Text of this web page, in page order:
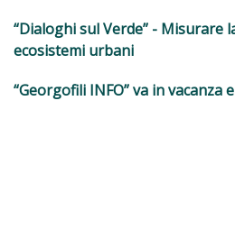
“Dialoghi sul Verde” - Misurare
ecosistemi urbani
“Georgofili INFO” va in vacanza